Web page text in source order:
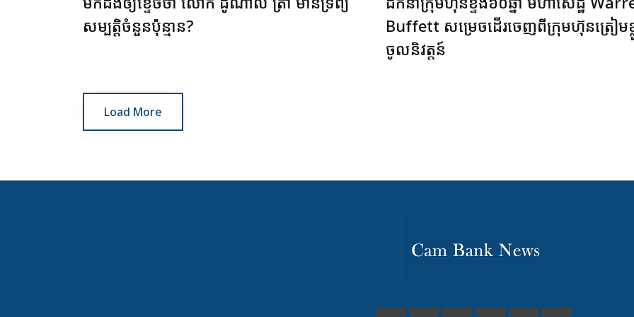
សម្បត្តិចំនួនប៉ុន្មាន?
Buffett សម្រេចដើរចេញពីក្រុមហ៊ុនត្រៀមខ្
ចូលនិវត្តន៍
Load More